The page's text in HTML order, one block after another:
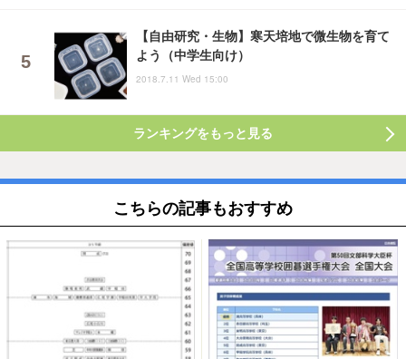
【自由研究・生物】寒天培地で微生物を育て
よう（中学生向け）
2018.7.11 Wed 15:00
ランキングをもっと見る
こちらの記事もおすすめ